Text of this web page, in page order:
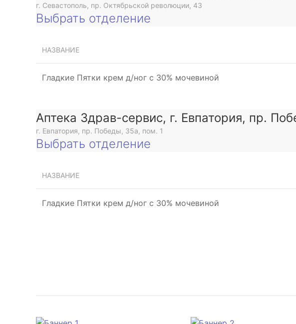
г. Севастополь, пр. Октябрьской революции, 43
Выбрать отделение
НАЗВАНИЕ
Гладкие Пятки крем д/ног с 30% мочевиной
Аптека Здрав-сервис, г. Евпатория, пр.
г. Евпатория, пр. Победы, 35а, пом. 1
Выбрать отделение
НАЗВАНИЕ
Гладкие Пятки крем д/ног с 30% мочевиной